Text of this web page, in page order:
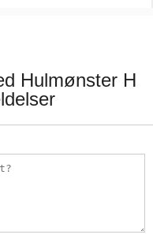
Hulmønster H